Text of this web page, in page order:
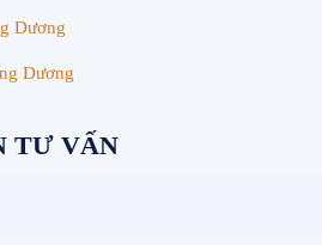
Dương
Dương
TƯ VẤN